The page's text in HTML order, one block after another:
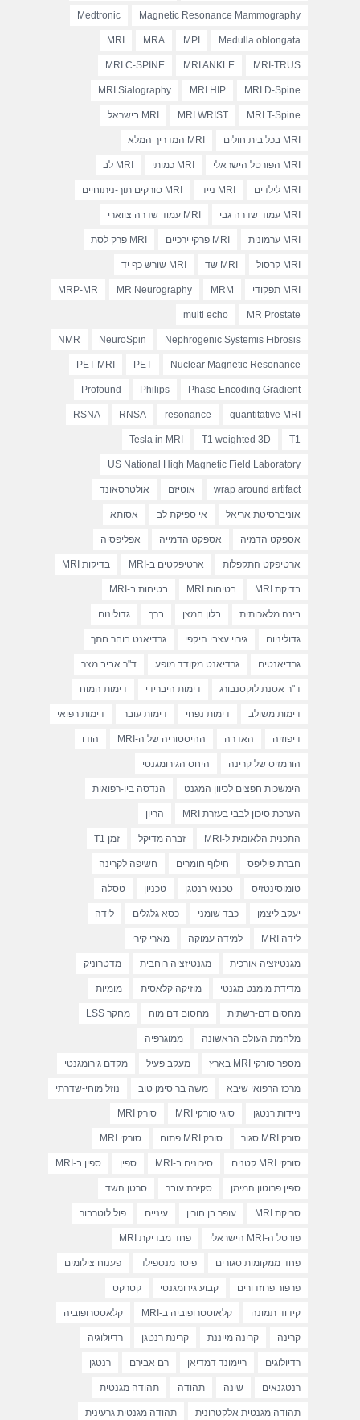
Magnetic Resonance Mammography
Medtronic
Medulla oblongata
MPI
MRA
MRI
MRI-TRUS
MRI ANKLE
MRI C-SPINE
MRI D-Spine
MRI HIP
MRI Sialography
MRI T-Spine
MRI WRIST MRI בישראל
MRI בכל בית חולים MRI המדריך המלא
MRI הפורטל הישראלי MRI כמותי MRI לב
MRI לילדים MRI נייד MRI סורקים תוך-ניתוחיים
MRI עמוד שדרה גבי MRI עמוד שדרה צווארי
MRI ערמונית MRI פרקי ירכיים MRI פרק לסת
MRI קרסול MRI שד MRI שורש כף יד
MRI תפקודי MRM
MR Neurography
MRP-MR
MR Prostate
multi echo
Nephrogenic Systemis Fibrosis
NeuroSpin
NMR
Nuclear Magnetic Resonance
PET
PET MRI
Phase Encoding Gradient
Philips
Profound
quantitative MRI
resonance
RNSA
RSNA
T1
T1 weighted 3D
Tesla in MRI
US National High Magnetic Field Laboratory
wrap around artifact אוטיזם אולטרסאונד
אוניברסיטת אריאל אי ספיקת לב אסותא
אספקט הדמיה אספקט הדמייה אפליפסיה
ארטיפקט התקפלות ארטיפקטים ב-MRI בדיקות MRI
בדיקת MRI בטיחות MRI בטיחות ב-MRI
בינה מלאכותית בלון חמצן ברך גדולינום
גדוליניום גירוי עצבי היקפי גרדיאנט בוחר חתך
גרדיאנטים גרדיאנט מקודד מופע ד"ר אביב מצר
ד"ר אסנת לוקסנבורג דימות היברידי דימות המוח
דימות משולב דימות נפחי דימות עובר דימות רפואי
דיפוזיה האדרה ההיסטוריה של ה-MRI הודו
הורמזיס של קרינה היחס הגירומגנטי
הימשכות חפצים לכיוון המגנט הנדסה ביו-רפואית
הערכת סיכון לבבי בעזרת MRI הריון
התכנית הלאומית ל-MRI זברה מדיקל זמן T1
חברת פיליפס חילוף חומרים חשיפה לקרינה
טומוסינטזיס טכנאי רנטגן טכניון טסלה
יעקב ליצמן כבד שומני כסא גלגלים לידה
לידה MRI למידה עמוקה מארי קירי
מגנטיזציה אורכית מגנטיזציה רוחבית מדטרוניק
מדידת מומנט מגנטי מוזיקה קלאסית מומיות
מחסום דם-רשתית מחסום דם מוח מחקר LSS
מלחמת העולם הראשונה ממוגרפיה
מספר סורקי MRI בארץ מעקב פעיל מקדם גירומגנטי
מרכז הרפואי שיבא משה בר סימן טוב נוזל מוחי-שדרתי
ניידות רנטגן סוגי סורקי MRI סורק MRI
סורק MRI סגור סורק MRI פתוח סורקי MRI
סורקי MRI קטנים סיכונים ב-MRI ספין ספין ב-MRI
ספין פרוטון המימן סקירת עובר סרטן השד
סריקת MRI עופר בן חורין עיניים פול לוטרבור
פורטל ה-MRI הישראלי פחד מבדיקת MRI
פחד ממקומות סגורים פיטר מנספילד פענוח צילומים
פרפור פרוזדורים קבוע גירומגנטי קטרקט
קידוד תמונה קלאוסטרופוביה ב-MRI קלאסטרופוביה
קרינה קרינה מייננת קרינת רנטגן רדיולוגיה
רדיולוגים ריימונד דמדיאן רם אבירם רנטגן
רנטגנאים שינה תהודה תהודה מגנטית
תהודה מגנטית אלקטרונית תהודה מגנטית גרעינית